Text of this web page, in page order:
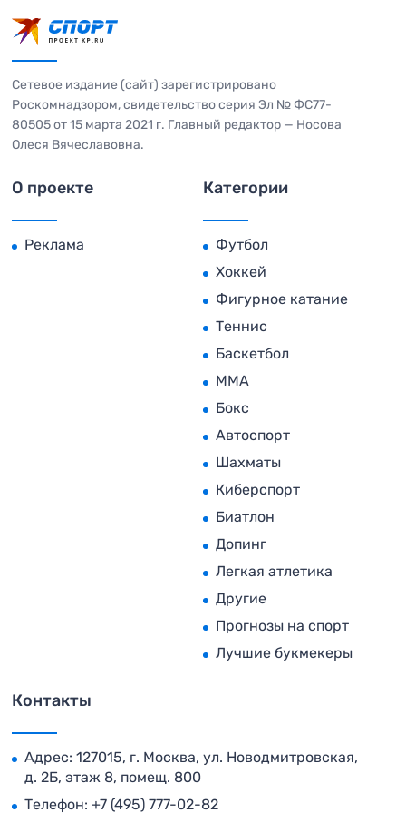
Сетевое издание (сайт) зарегистрировано
Роскомнадзором, свидетельство серия Эл № ФС77-
80505 от 15 марта 2021 г. Главный редактор — Носова
Олеся Вячеславовна.
О проекте
Реклама
Категории
Футбол
Хоккей
Фигурное катание
Теннис
Баскетбол
MMA
Бокс
Автоспорт
Шахматы
Киберспорт
Биатлон
Допинг
Легкая атлетика
Другие
Прогнозы на спорт
Лучшие букмекеры
Контакты
Адрес: 127015, г. Москва, ул. Новодмитровская,
д. 2Б, этаж 8, помещ. 800
Телефон: +7 (495) 777-02-82